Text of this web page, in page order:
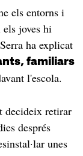
els entorns i
joves hi
ha explicat
familiars
l'escola.
decideix retirar
després
unes